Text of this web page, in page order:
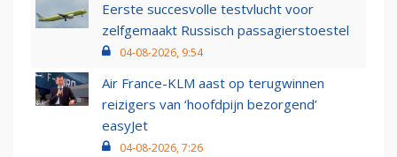
Eerste succesvolle testvlucht voor
zelfgemaakt Russisch passagierstoestel
04-08-2026, 9:54
Air France-KLM aast op terugwinnen
reizigers van ‘hoofdpijn bezorgend’
easyJet
04-08-2026, 7:26